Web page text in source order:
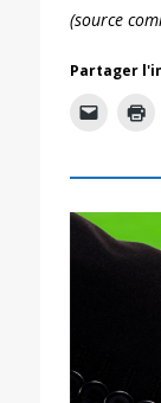
(source
Partager